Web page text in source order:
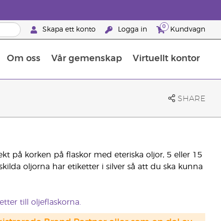
Skapa ett konto Logga in 0 Kundvagn
Om oss Vår gemenskap Virtuellt kontor
SHARE
på korken på flaskor med eteriska oljor, 5 eller 15
oljorna har etiketter i silver så att du ska kunna
till oljeflaskorna.